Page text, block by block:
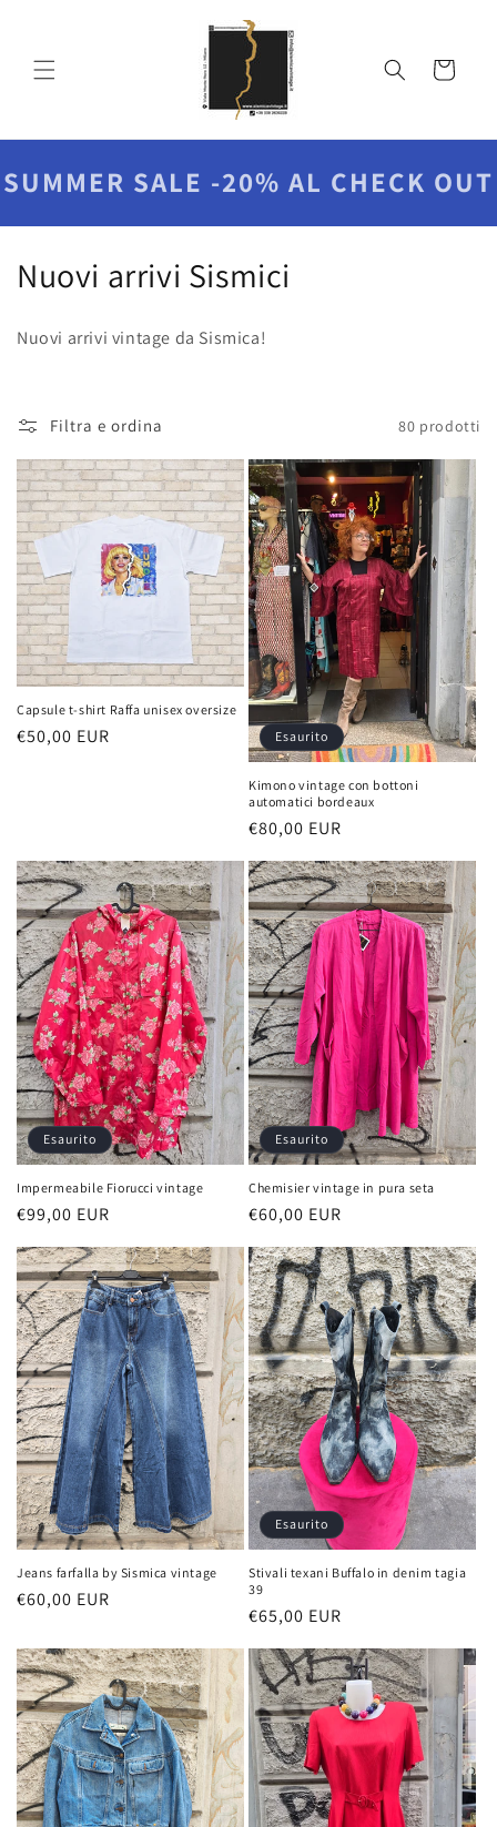
Carrello
SUMMER SALE -20% AL CHECK OUT
C
e
z
i
o
n
e
:
Nuovi arrivi Sismici
Nuovi arrivi vintage da Sismica!
Filtra e ordina 80 prodotti
Capsule t-shirt Raffa unisex oversize
Prezzo
€50,00 EUR Esaurito
Kimono vintage con bottoni
automatici bordeaux
Prezzo
di
listino
€80,00 EUR
Esaurito
Impermeabile Fiorucci vintage
Prezzo
listino
€99,00 EUR
Esaurito
Chemisier vintage in pura seta
Prezzo
listino
€60,00 EUR
Jeans farfalla by Sismica vintage
Prezzo
listino
€60,00 EUR
Esaurito
Stivali texani Buffalo in denim tagia
39
Prezzo
listino
€65,00 EUR